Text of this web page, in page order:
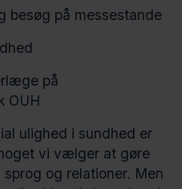
besøg på messestande
på
OUH
ulighed i sundhed er
vi vælger at gøre
og relationer. Men